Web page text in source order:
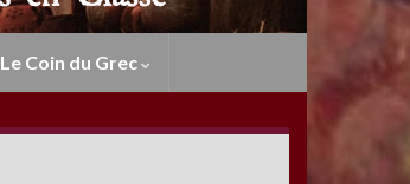
Le Coin du Grec